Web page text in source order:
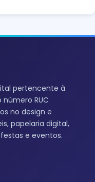
pertencente à
número RUC
no design e
papelaria digital,
e eventos.